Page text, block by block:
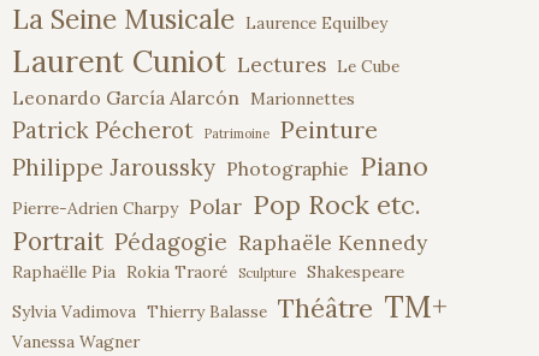
La Seine Musicale Laurence Equilbey
Laurent Cuniot Lectures Le Cube
Leonardo García Alarcón Marionnettes
Patrick Pécherot Patrimoine Peinture
Philippe Jaroussky Photographie Piano
Pierre-Adrien Charpy Polar Pop Rock etc.
Portrait Pédagogie Raphaële Kennedy
Raphaëlle Pia Rokia Traoré Sculpture
Shakespeare
Sylvia Vadimova Thierry Balasse Théâtre TM+
Vanessa Wagner